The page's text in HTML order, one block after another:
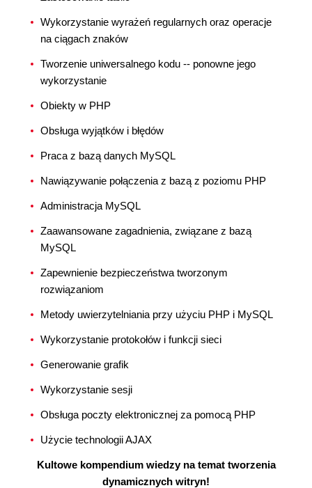
Wykorzystanie wyrażeń regularnych oraz operacje
na ciągach znaków
Tworzenie uniwersalnego kodu -- ponowne jego
wykorzystanie
Obiekty w PHP
Obsługa wyjątków i błędów
Praca z bazą danych MySQL
Nawiązywanie połączenia z bazą z poziomu PHP
Administracja MySQL
Zaawansowane zagadnienia, związane z bazą
MySQL
Zapewnienie bezpieczeństwa tworzonym
rozwiązaniom
Metody uwierzytelniania przy użyciu PHP i MySQL
Wykorzystanie protokołów i funkcji sieci
Generowanie grafik
Wykorzystanie sesji
Obsługa poczty elektronicznej za pomocą PHP
Użycie technologii AJAX
Kultowe kompendium wiedzy na temat tworzenia
dynamicznych witryn!